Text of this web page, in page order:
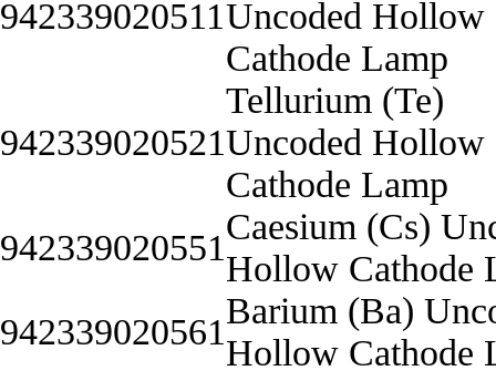
942339020511Uncoded Hollow
Cathode Lamp
942339020521
Tellurium (Te)
Uncoded Hollow
Cathode Lamp
942339020551
Caesium (Cs)
Hollow Cathode
942339020561
Barium (Ba)
Hollow Cathode